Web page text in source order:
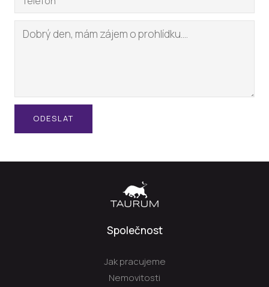
ODESLAT
Společnost
Jak pracujeme
Nemovitosti